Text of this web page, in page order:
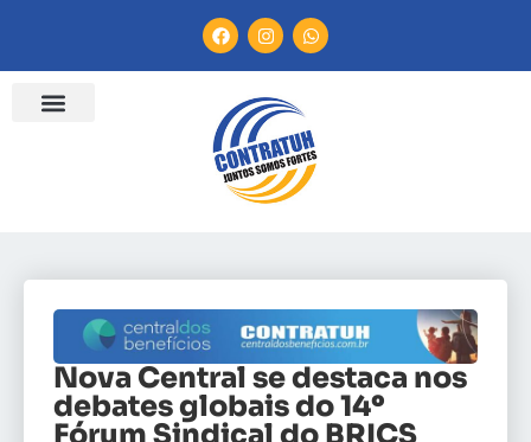
Nova Central se destaca nos
debates globais do 14º